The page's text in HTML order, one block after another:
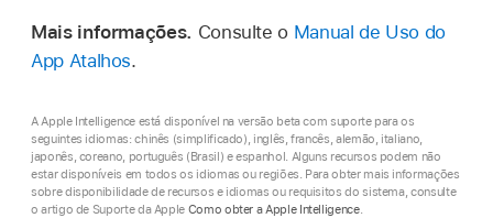
Mais informações. Consulte o Manual de Uso do
App Atalhos.
A Apple Intelligence está disponível na versão beta com suporte para os
seguintes idiomas: chinês (simplificado), inglês, francês, alemão, italiano,
japonês, coreano, português (Brasil) e espanhol. Alguns recursos podem não
estar disponíveis em todos os idiomas ou regiões. Para obter mais informações
sobre disponibilidade de recursos e idiomas ou requisitos do sistema, consulte
o artigo de Suporte da Apple Como obter a Apple Intelligence.